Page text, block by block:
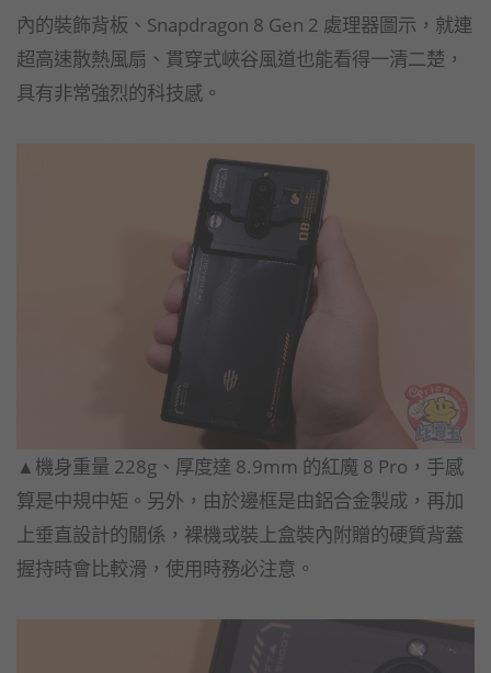
內的裝飾背板、Snapdragon 8 Gen 2 處理器圖示，就連
超高速散熱風扇、貫穿式峽谷風道也能看得一清二楚，
具有非常強烈的科技感。
▲機身重量 228g、厚度達 8.9mm 的紅魔 8 Pro，手感
算是中規中矩。另外，由於邊框是由鋁合金製成，再加
上垂直設計的關係，裸機或裝上盒裝內附贈的硬質背蓋
握持時會比較滑，使用時務必注意。